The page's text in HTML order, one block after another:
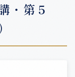
・第５